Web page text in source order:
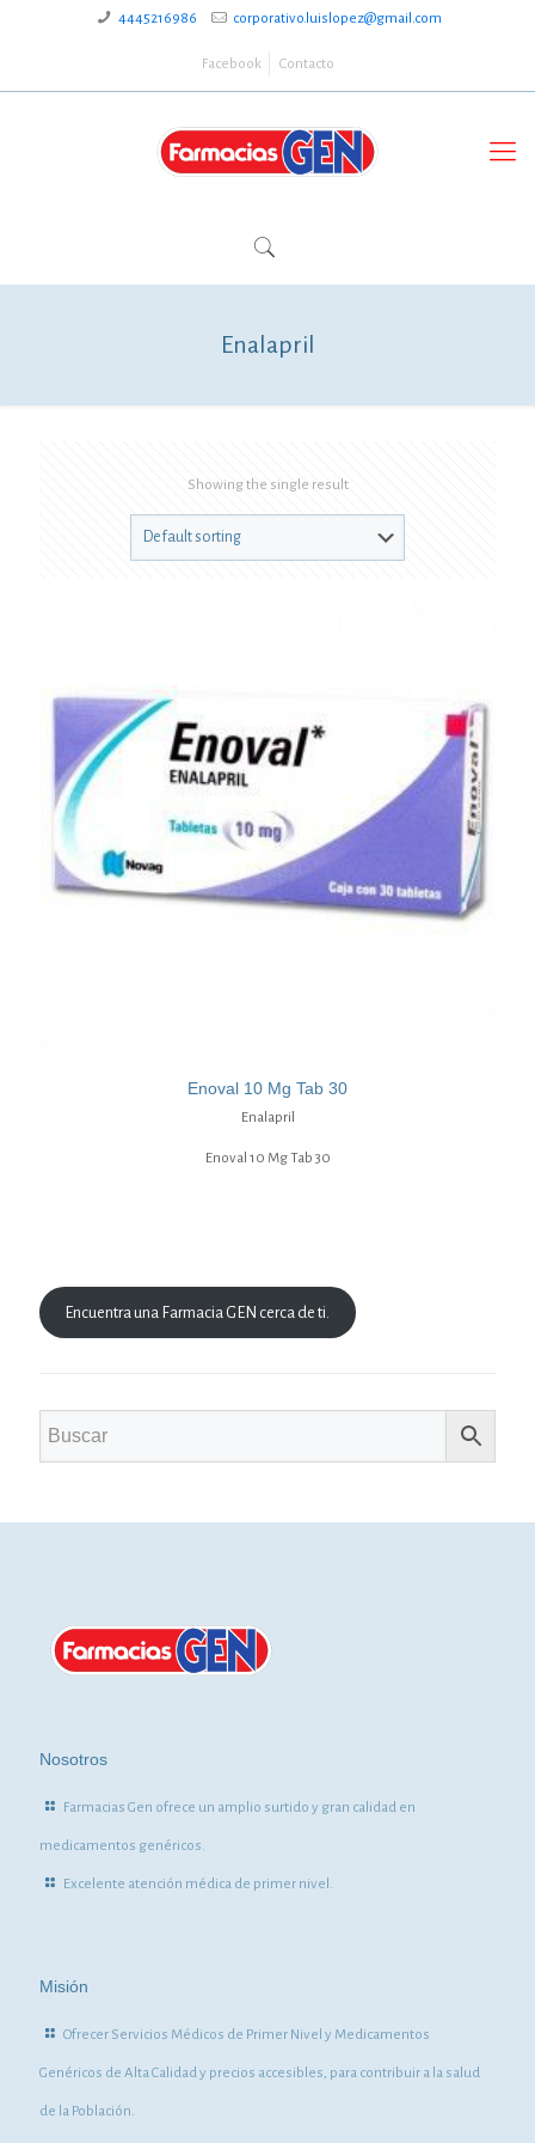
4445216986 corporativo.luislopez@gmail.com
Facebook Contacto
Enalapril
Showing the single result
Enoval 10 Mg Tab 30
Enalapril
Enoval 10 Mg Tab 30
Encuentra una Farmacia GEN cerca de ti.
Nosotros
Farmacias Gen ofrece un amplio surtido y gran calidad en
medicamentos genéricos.
Excelente atención médica de primer nivel.
Misión
Ofrecer Servicios Médicos de Primer Nivel y Medicamentos
Genéricos de Alta Calidad y precios accesibles, para contribuir a la salud
de la Población.